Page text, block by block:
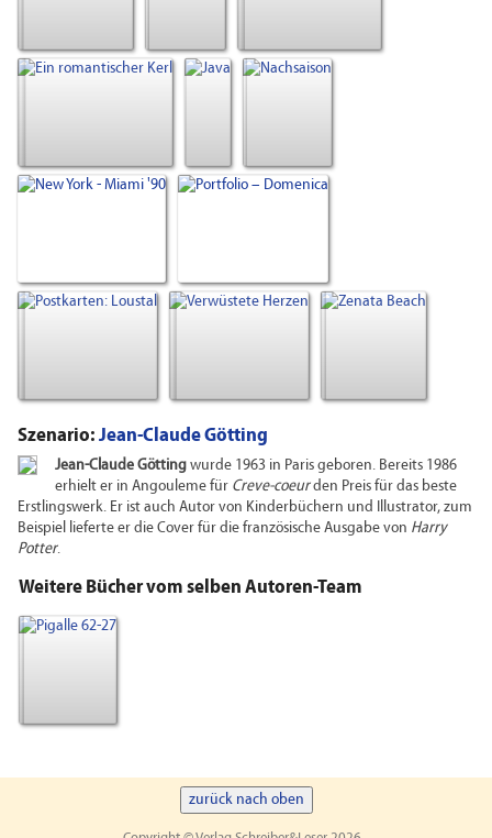
Szenario: Jean-Claude Götting
Jean-Claude Götting wurde 1963 in Paris geboren. Bereits 1986
erhielt er in Angouleme für Creve-coeurden Preis für das beste
Erstlingswerk. Er ist auch Autor von Kinderbüchern und Illustrator, zum
Beispiel lieferte er die Cover für die französische Ausgabe von Harry
Potter.
Weitere Bücher vom selben Autoren-Team
zurück nach oben